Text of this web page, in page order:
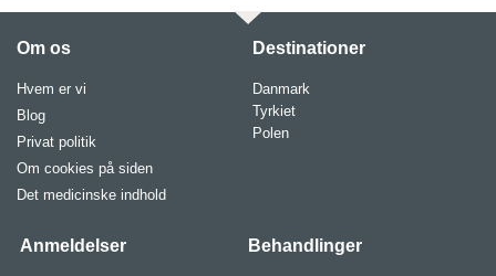
Om os
Hvem er vi
Blog
Privat politik
Om cookies på siden
Det medicinske indhold
Destinationer
Danmark
Tyrkiet
Polen
Anmeldelser Behandlinger